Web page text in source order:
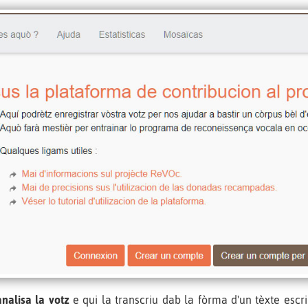
la votze qui la transcriu dab la fòrma d'un tèxte